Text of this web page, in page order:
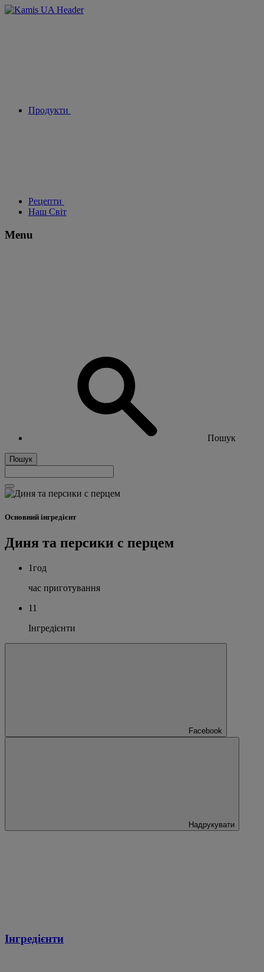
Продукти
Рецепти
Наш Світ
Menu
Пошук
Пошук
Основний інгредієнт
Диня та персики с перцем
1год
час приготування
11
Інгредієнти
Facebook
Надрукувати
Інгредієнти